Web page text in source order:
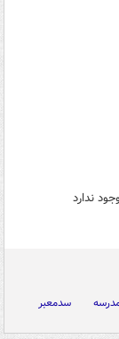
ندارد
سدمعبر